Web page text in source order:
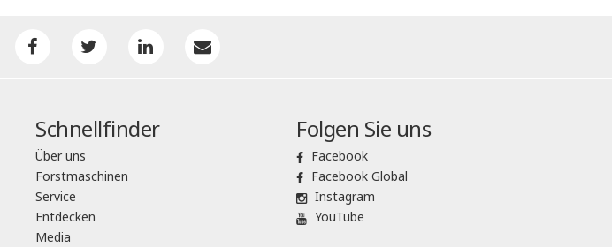
Schnellfinder
Über uns
Forstmaschinen
Service
Entdecken
Media
Folgen Sie uns
Facebook
Facebook Global
Instagram
YouTube